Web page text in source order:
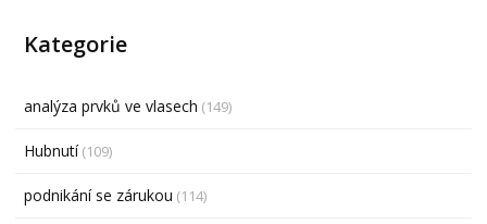
Kategorie
analýza prvků ve vlasech (149)
Hubnutí(109)
podnikání se zárukou (114)